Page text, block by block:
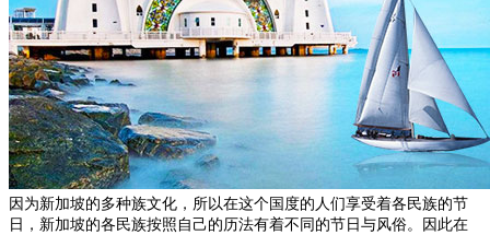
因为新加坡的多种族文化，所以在这个国度的人们享受着各民族的节
日，新加坡的各民族按照自己的历法有着不同的节日与风俗。因此在